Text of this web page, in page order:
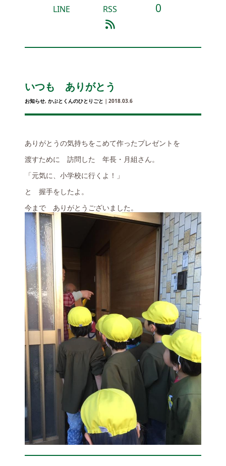
LINE RSS 0
いつも ありがとう
お知らせ, かぶとくんのひとりごと ｜2018.03.6
ありがとうの気持ちをこめて作ったプレゼントを
渡すために 訪問した 年長・月組さん。
「元気に、小学校に行くよ！」
と 握手をしたよ。
今まで ありがとうございました。